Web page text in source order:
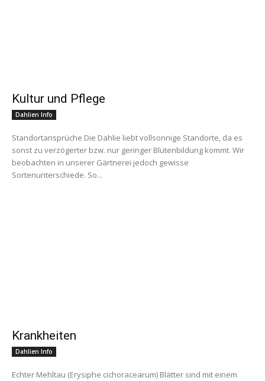
Kultur und Pflege
Dahlien Info
Standortansprüche Die Dahlie liebt vollsonnige Standorte, da es
sonst zu verzögerter bzw. nur geringer Blütenbildung kommt. Wir
beobachten in unserer Gärtnerei jedoch gewisse
Sortenunterschiede. So...
Krankheiten
Dahlien Info
Echter Mehltau (Erysiphe cichoracearum) Blätter sind mit einem